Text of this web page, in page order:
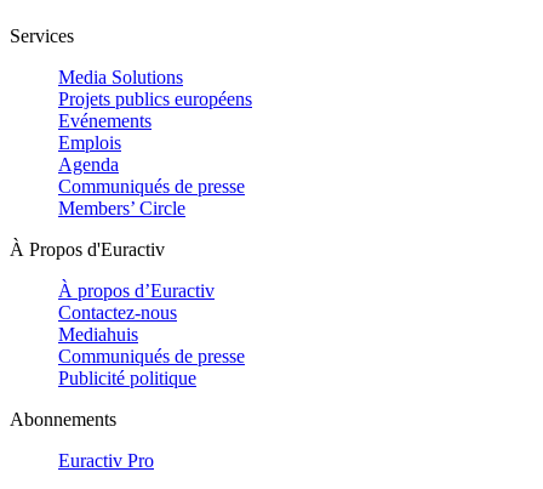
Services
Media Solutions
Projets publics européens
Evénements
Emplois
Agenda
Communiqués de presse
Members’ Circle
À Propos d'Euractiv
À propos d’Euractiv
Contactez-nous
Mediahuis
Communiqués de presse
Publicité politique
Abonnements
Euractiv Pro